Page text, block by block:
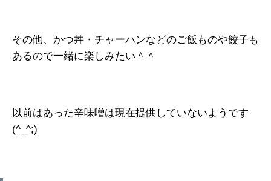
その他、かつ丼・チャーハンなどのご飯ものや餃子も
あるので一緒に楽しみたい＾＾
以前はあった辛味噌は現在提供していないようです
(^_^;)